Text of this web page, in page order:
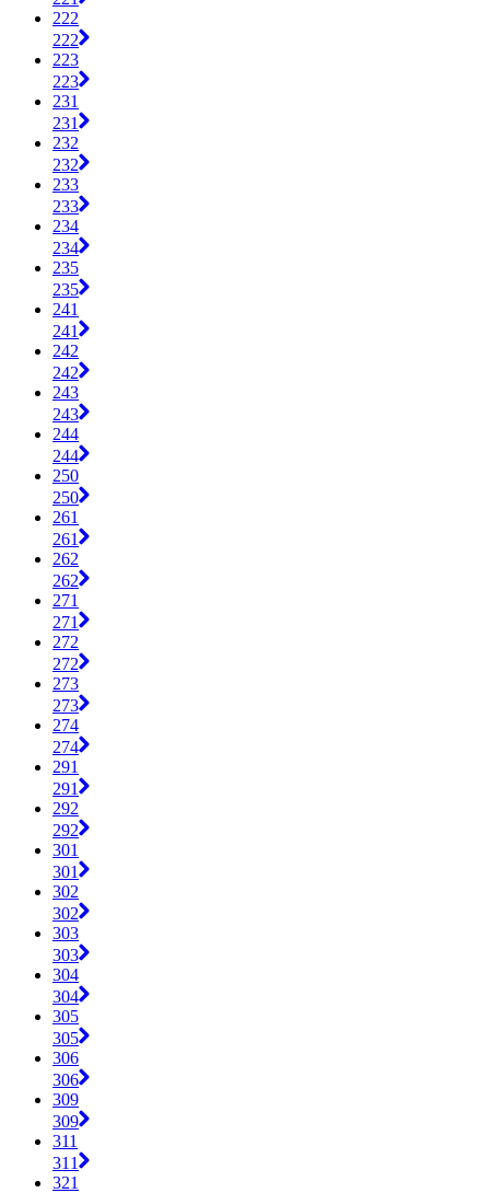
222
222
223
223
231
231
232
232
233
233
234
234
235
235
241
241
242
242
243
243
244
244
250
250
261
261
262
262
271
271
272
272
273
273
274
274
291
291
292
292
301
301
302
302
303
303
304
304
305
305
306
306
309
309
311
311
321